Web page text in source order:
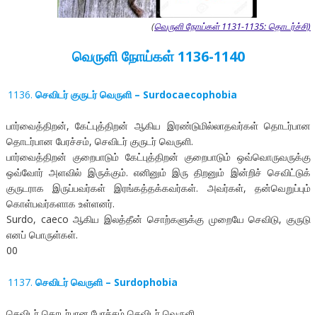
(வெருளி நோய்கள் 1131-1135: தொடர்ச்சி)
வெருளி நோய்கள் 1136-1140
செவிடர் குருடர் வெருளி – Surdocaecophobia
பார்வைத்திறன், கேட்புத்திறன் ஆகிய இரண்டுமில்லாதவர்கள் தொடர்பான
தொடர்பான பேரச்சம், செவிடர் குருடர் வெருளி.
பார்வைத்திறன் குறைபாடும் கேட்புத்திறன் குறைபாடும் ஒவ்வொருவருக்கு
ஒவ்வோர் அளவில் இருக்கும். எனினும் இரு திறனும் இன்றிச் செவிட்டுக்
குருடராக இருப்பவர்கள் இரங்கத்தக்கவர்கள். அவர்கள், தன்வெறுப்பும்
கொள்பவர்களாக உள்ளனர்.
Surdo, caeco ஆகிய இலத்தீன் சொற்களுக்கு முறையே செவிடு, குருடு
எனப் பொருள்கள்.
00
செவிடர் வெருளி – Surdophobia